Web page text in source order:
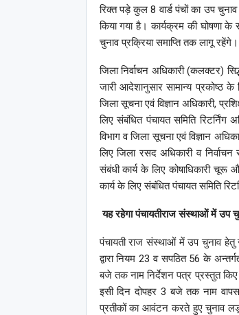
रिक्त पड़े कुल 8 वार्ड पंचों का उप
किया गया है। कार्यक्रम की घोषणा
चुनाव प्रक्रिया समाप्ति तक लागू रहेंगे।
जिला निर्वाचन अधिकारी (कलक्टर)
जारी आदेशानुसार सामान्य प्रकोष्ठ
जिला सूचना एवं विज्ञान अधिकारी,
लिए संबंधित पंचायत समिति
विभाग व जिला सूचना एवं विज्ञान
लिए जिला रसद अधिकारी व
संबंधी कार्य के लिए कोषाधिकारी चूरू
कार्य के लिए संबंधित पंचायत समिति
यह रहेगा पंचायतीराज संस्थाओं में उप
पंचायती राज संस्थाओं में उप चुनाव हेतु
द्वारा नियम 23 व सपठित 56 के
बजे तक नाम निर्देशन पत्र प्रस्तुत
इसी दिन दोपहर 3 बजे तक नाम
प्रतीकों का आवंटन करते हुए चुनाव